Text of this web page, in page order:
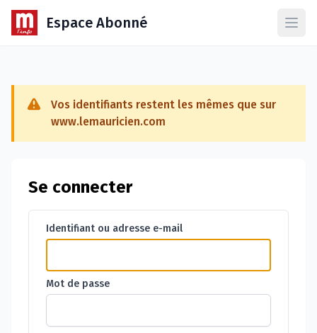
Espace Abonné
Vos identifiants restent les mêmes que sur
www.lemauricien.com
Se connecter
Identifiant ou adresse e-mail
Mot de passe